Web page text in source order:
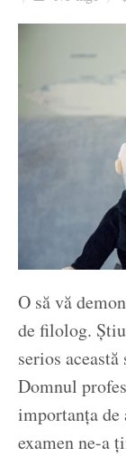
O să vă
de filolog.
serios această
Domnul
importanța de
examen ne-a